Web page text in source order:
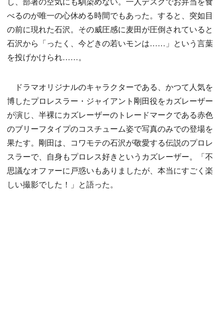
べるのが唯一の心休める時間でもあった。すると、突如目
の前に現れた石沢。その威圧感に麦田が圧倒されていると
石沢から「ったく、今どきの若いモンは……」という言葉
を投げかけられ……。
ドラマオリジナルのキャラクターである、かつて人気を
博したプロレスラー・ジャイアント剛田役をカズレーザー
が演じ、半裸にカズレーザーのトレードマークである赤色
のブリーフタイプのコスチューム姿で写真のみでの登場を
果たす。剛田は、コワモテの石沢が敬愛する伝説のプロレ
スラーで、自身もプロレス好きというカズレーザー。「不
思議なオファーに戸惑いもありましたが、本当にすごく楽
しい撮影でした！」と語った。